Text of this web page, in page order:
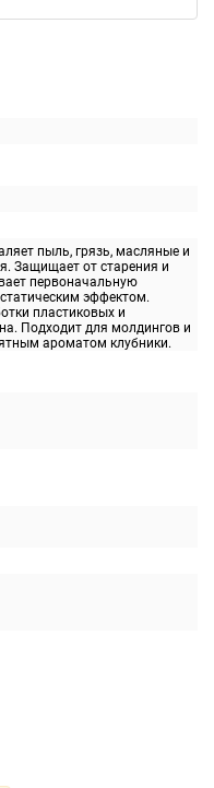
пыль, грязь, масляные и
Защищает от старения и
первоначальную
эффектом.
пластиковых и
Подходит для молдингов и
ароматом клубники.